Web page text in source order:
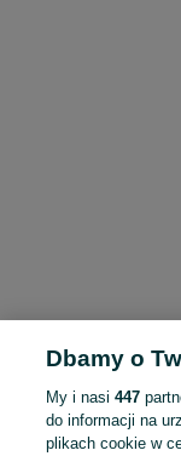
Dbamy o
My i nasi447
do informacji na
plikach cookie w